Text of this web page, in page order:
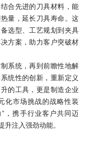
合先进的刀具材料，能
量，延长刀具寿命。这
选型、工艺规划到夹具
方案，助力客户突破材
系统，再到前瞻性地解
统性的创新，重新定义
的工具，更是制造企业
化市场挑战的战略性装
，携手行业客户共同迈
升注入强劲动能。